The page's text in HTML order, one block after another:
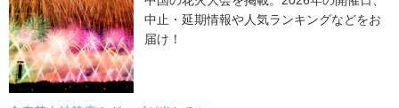
中止・延期情報や人気ランキングなどをお
届け！